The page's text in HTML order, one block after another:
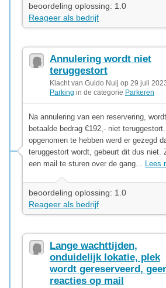
beoordeling oplossing: 1.0
Reageer als bedrijf
Annulering wordt niet
teruggestort
Klacht van Guido Nuij op 29 juli
Parking in de categorie Parkeren
Na annulering van een reservering,
betaalde bedrag €192,- niet
opgenomen te hebben werd er gezegd
teruggestort wordt, gebeurt dit dus niet.
een mail te sturen over de gang... Lees
beoordeling oplossing: 1.0
Reageer als bedrijf
Lange wachttijden,
onduidelijk lokatie, plek
wordt gereserveerd,
reacties op mail